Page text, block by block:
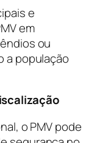
e
em
ou
a população
o PMV pode